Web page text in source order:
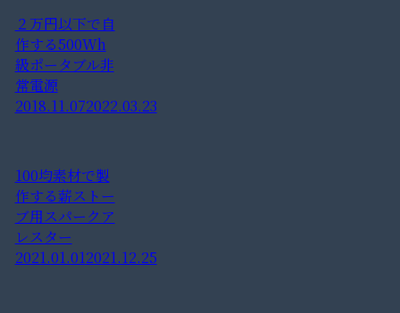
２万円以下で自
作する500Wh
級ポータブル非
常電源
2018.11.072022.03.23
100均素材で製
作する薪ストー
ブ用スパークア
レスター
2021.01.012021.12.25